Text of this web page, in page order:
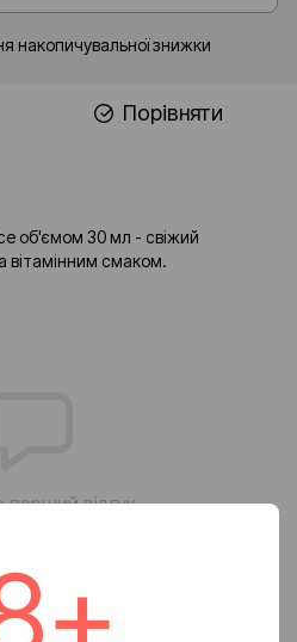
накопичувальної знижки
Порівняти
об'ємом 30 мл - свіжий
вітамінним смаком.
відгук
відгук